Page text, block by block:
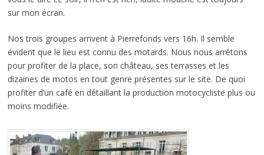
sur mon écran.
Nos trois groupes arrivent à Pierrefonds vers 16h. Il semble
évident que le lieu est connu des motards. Nous nous arrêtons
pour profiter de la place, son château, ses terrasses et les
dizaines de motos en tout genre présentes sur le site. De quoi
profiter d’un café en détaillant la production motocycliste plus ou
moins modifiée.